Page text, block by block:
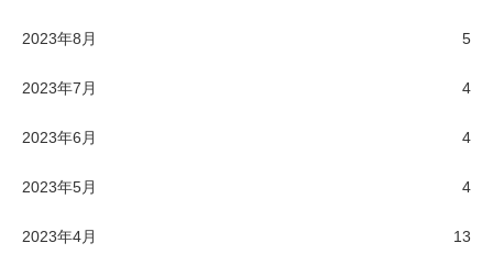
2023年8月 5
2023年7月 4
2023年6月 4
2023年5月 4
2023年4月 13